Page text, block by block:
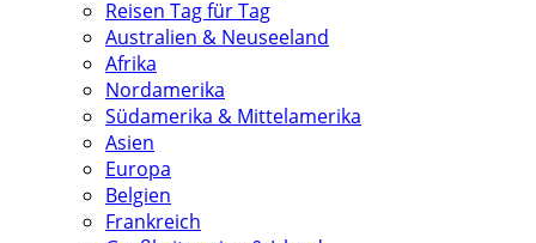
Reisen Tag für Tag
Australien & Neuseeland
Afrika
Nordamerika
Südamerika & Mittelamerika
Asien
Europa
Belgien
Frankreich